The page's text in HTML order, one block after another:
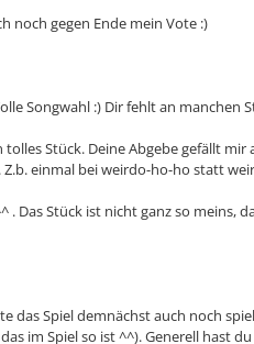
noch gegen Ende mein Vote :)
Songwahl :) Dir fehlt an
tolles Stück. Deine Abgebe gefällt
Z.b. einmal bei weirdo-ho-ho statt
. Das Stück ist nicht ganz so
das Spiel demnächst auch noch
im Spiel so ist ^^). Generell hast